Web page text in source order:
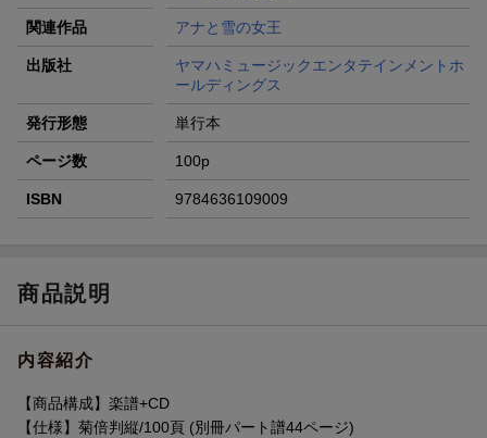
関連作品 アナと雪の女王
出版社
ヤマハミュージックエンタテインメントホ
ールディングス
発行形態 単行本
ページ数 100p
ISBN 9784636109009
商品説明
内容紹介
【商品構成】楽譜+CD
【仕様】菊倍判縦/100頁 (別冊パート譜44ページ)